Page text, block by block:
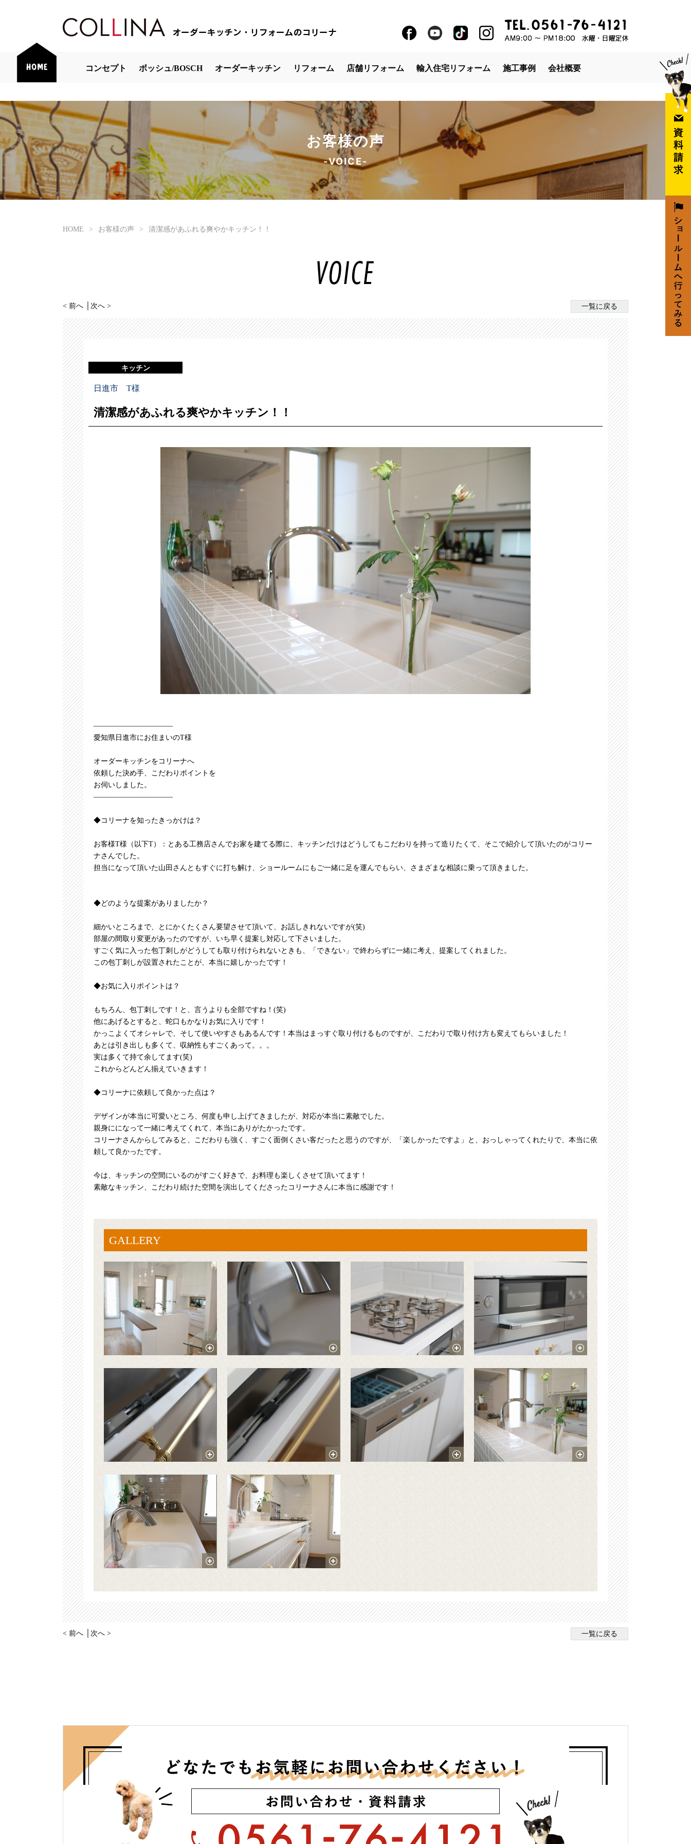
コンセプト ボッシュ/BOSCH オーダーキッチン リフォーム 店舗リフォーム 輸入住宅リフォーム 施工事例 会社概要
お客様の声
-VOICE-
HOME > お客様の声 > 清潔感があふれる爽やかキッチン！！
< 前へ 次へ > 一覧に戻る
キッチン
日進市 T様
清潔感があふれる爽やかキッチン！！
———————————
愛知県日進市にお住まいのT様
オーダーキッチンをコリーナへ
依頼した決め手、こだわりポイントを
お伺いしました。
———————————
◆コリーナを知ったきっかけは？
お客様T様（以下T）：とある工務店さんでお家を建てる際に、キッチンだけはどうしてもこだわりを持って造りたくて、そこで紹介して頂いたのがコリー
ナさんでした。
担当になって頂いた山田さんともすぐに打ち解け、ショールームにもご一緒に足を運んでもらい、さまざまな相談に乗って頂きました。
◆どのような提案がありましたか？
細かいところまで、とにかくたくさん要望させて頂いて、お話しきれないですが(笑)
部屋の間取り変更があったのですが、いち早く提案し対応して下さいました。
すごく気に入った包丁刺しがどうしても取り付けられないときも、「できない」で終わらずに一緒に考え、提案してくれました。
この包丁刺しが設置されたことが、本当に嬉しかったです！
◆お気に入りポイントは？
もちろん、包丁刺しです！と、言うよりも全部ですね！(笑)
他にあげるとすると、蛇口もかなりお気に入りです！
かっこよくてオシャレで、そして使いやすさもあるんです！本当はまっすぐ取り付けるものですが、こだわりで取り付け方も変えてもらいました！
あとは引き出しも多くて、収納性もすごくあって。。。
実は多くて持て余してます(笑)
これからどんどん揃えていきます！
◆コリーナに依頼して良かった点は？
デザインが本当に可愛いところ、何度も申し上げてきましたが、対応が本当に素敵でした。
親身にになって一緒に考えてくれて、本当にありがたかったです。
コリーナさんからしてみると、こだわりも強く、すごく面倒くさい客だったと思うのですが、「楽しかったですよ」と、おっしゃってくれたりで、本当に依
頼して良かったです。
今は、キッチンの空間にいるのがすごく好きで、お料理も楽しくさせて頂いてます！
素敵なキッチン、こだわり続けた空間を演出してくださったコリーナさんに本当に感謝です！
GALLERY
< 前へ 次へ > 一覧に戻る